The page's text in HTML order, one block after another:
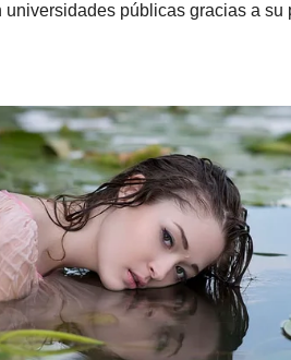
universidades públicas gracias a su